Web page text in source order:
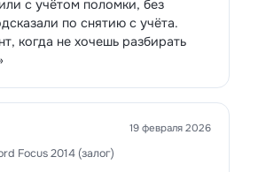
с учётом поломки, без
по снятию с учёта.
когда не хочешь разбирать
Focus 2014 (залог)
19 февраля 2026